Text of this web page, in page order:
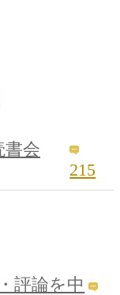
書会
215
評論を中